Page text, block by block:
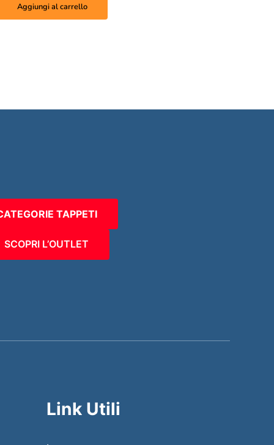
Aggiungi al carrello
TAPPETI
SCOPRI L’OUTLET
Link Utili